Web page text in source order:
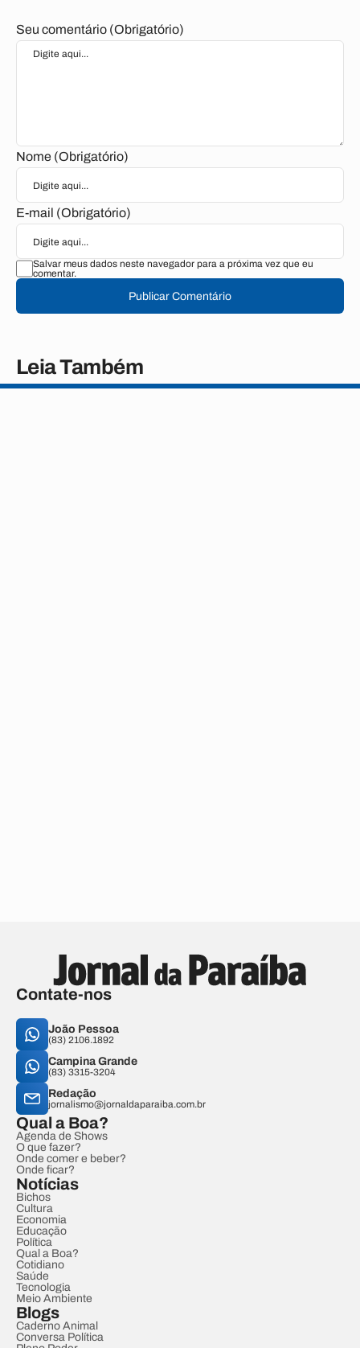
Seu comentário (Obrigatório)
Nome (Obrigatório)
E-mail (Obrigatório)
Salvar meus dados neste navegador para a próxima vez que eu
comentar.
Publicar Comentário
Leia Também
Contate-nos
João Pessoa
(83) 2106.1892
Campina Grande
(83) 3315-3204
Redação
jornalismo@jornaldaparaiba.com.br
Qual a Boa?
Agenda de Shows
O que fazer?
Onde comer e beber?
Onde ficar?
Notícias
Bichos
Cultura
Economia
Educação
Política
Qual a Boa?
Cotidiano
Saúde
Tecnologia
Meio Ambiente
Blogs
Caderno Animal
Conversa Política